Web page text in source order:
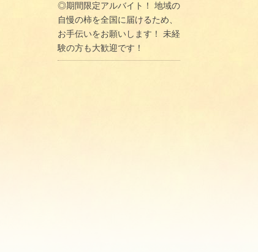
◎期間限定アルバイト！ 地域の
自慢の柿を全国に届けるため、
お手伝いをお願いします！ 未経
験の方も大歓迎です！